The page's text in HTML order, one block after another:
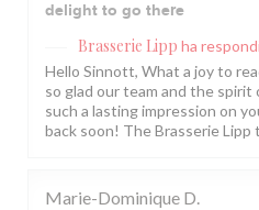
delight to go there
Brasserie Lipp ha
Hello Sinnott, What a joy to
so glad our team and the
such a lasting impression on
back soon! The Brasserie Lipp
Marie-Dominique D